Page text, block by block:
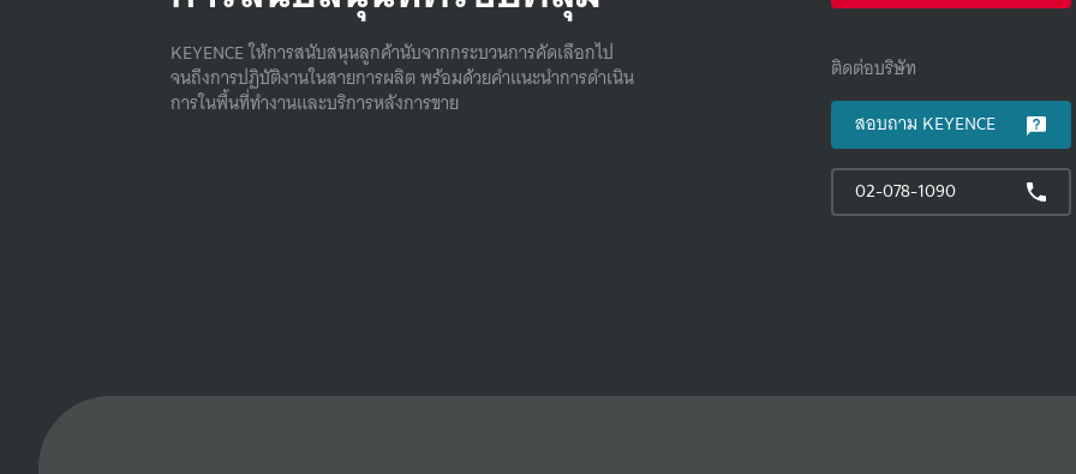
KEYENCE ให้การสนับสนุนลูกค้านับจากกระบวนการคัดเลือกไป
จนถึงการปฏิบัติงานในสายการผลิต พร้อมด้วยคําแนะนําการดําเนิน
การในพื้นที่ทํางานและบริการหลังการขาย
ติดต่อบริษัท
สอบถาม KEYENCE
02-078-1090